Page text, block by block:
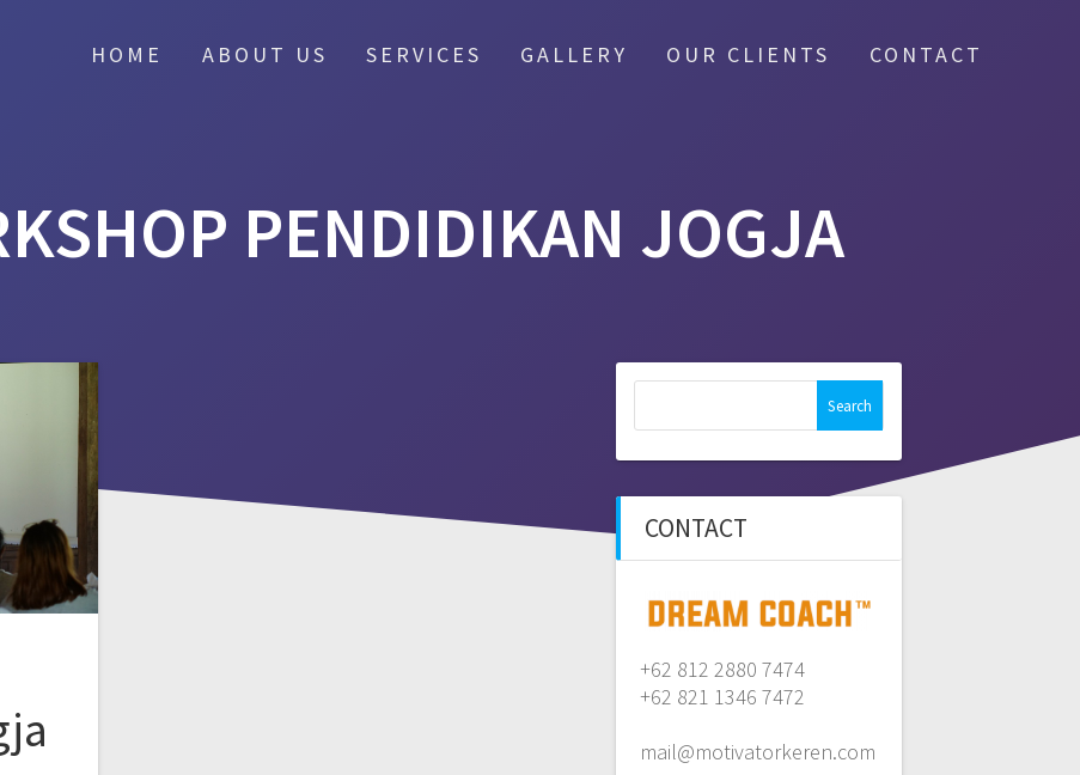
HOME ABOUT US SERVICES GALLERY OUR CLIENTS CONTACT
PENDIDIKAN JOGJA
CONTACT
+62 812 2880 7474
+62 821 1346 7472
mail@motivatorkeren.com